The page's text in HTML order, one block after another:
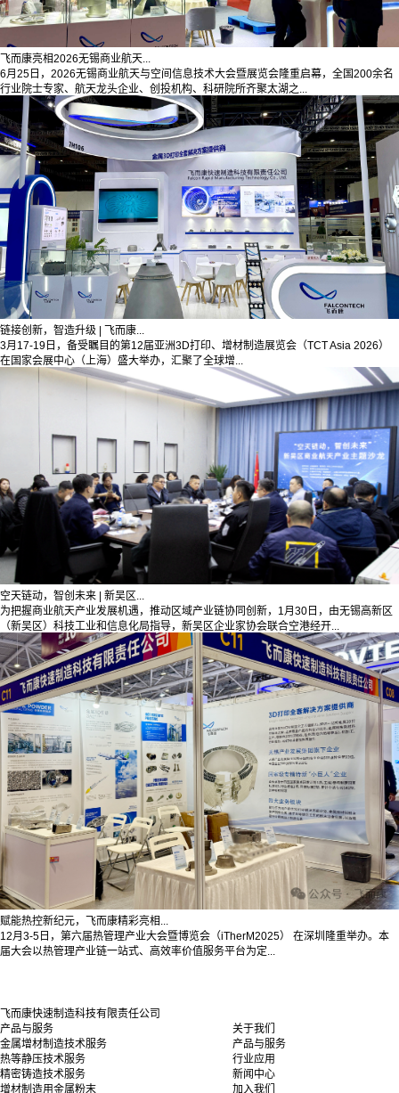
飞而康亮相2026无锡商业航天...
6月25日，2026无锡商业航天与空间信息技术大会暨展览会隆重启幕，全国200余名
行业院士专家、航天龙头企业、创投机构、科研院所齐聚太湖之...
链接创新，智造升级 | 飞而康...
3月17-19日，备受瞩目的第12届亚洲3D打印、增材制造展览会（TCT Asia 2026）
在国家会展中心（上海）盛大举办，汇聚了全球增...
空天链动，智创未来 | 新吴区...
为把握商业航天产业发展机遇，推动区域产业链协同创新，1月30日，由无锡高新区
（新吴区）科技工业和信息化局指导，新吴区企业家协会联合空港经开...
赋能热控新纪元，飞而康精彩亮相...
12月3-5日，第六届热管理产业大会暨博览会（iTherM2025） 在深圳隆重举办。本
届大会以热管理产业链一站式、高效率价值服务平台为定...
飞而康快速制造科技有限责任公司
产品与服务
金属增材制造技术服务
热等静压技术服务
精密铸造技术服务
增材制造用金属粉末
关于我们
产品与服务
行业应用
新闻中心
加入我们